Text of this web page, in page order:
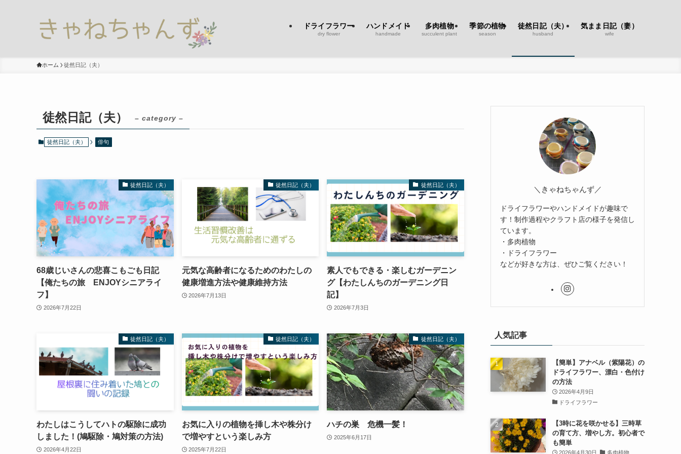
ドライフラワー
dry flower
ハンドメイド
handmade
多肉植物
succulent plant
季節の植物
season
徒然日記（夫）
husband
気まま日記（妻）
wife
ホーム 徒然日記（夫）
徒然日記（夫） – category –
徒然日記（夫） 俳句
徒然日記（夫）
68歳じいさんの悲喜こもごも日記
【俺たちの旅 ENJOYシニアライ
フ】
2026年7月22日
徒然日記（夫）
元気な高齢者になるためのわたしの
健康増進方法や健康維持方法
2026年7月13日
徒然日記（夫）
素人でもできる・楽しむガーデニン
グ【わたしんちのガーデニング日
記】
2026年7月3日
徒然日記（夫）
わたしはこうしてハトの駆除に成功
しました！(鳩駆除・鳩対策の方法)
2026年4月22日
徒然日記（夫）
お気に入りの植物を挿し木や株分け
で増やすという楽しみ方
2025年7月22日
徒然日記（夫）
ハチの巣 危機一髪！
2025年6月17日
＼きゃねちゃんず／
ドライフラワーやハンドメイドが趣味で
す！制作過程やクラフト店の様子を発信し
ています。
・多肉植物
・ドライフラワー
などが好きな方は、ぜひご覧ください！
人気記事
【簡単】アナベル（紫陽花）の
ドライフラワー、漂白・色付け
の方法
2026年4月9日
ドライフラワー
【3時に花を咲かせる】三時草
の育て方、増やし方。初心者で
も簡単
2026年4月30日 多肉植物